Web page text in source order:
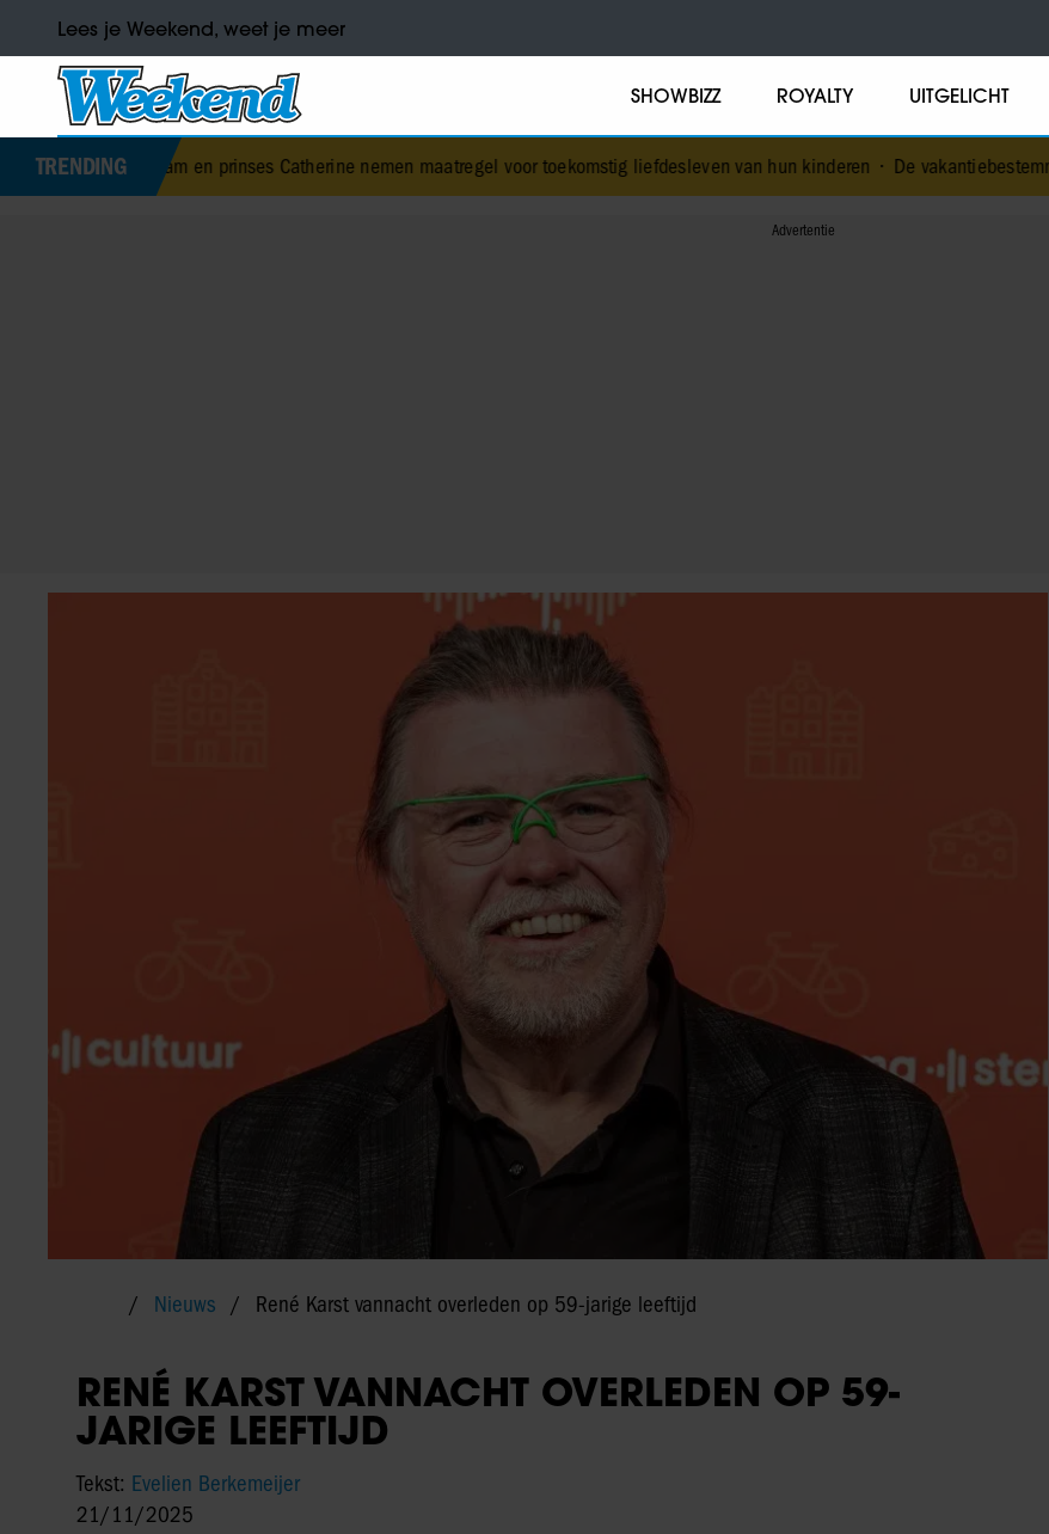
Lees je Weekend, weet je meer
SHOWBIZZ ROYALTY UITGELICHT
TRENDING
William en prinses Catherine nemen maatregel voor toekomstig liefdesleven van hun kinderen•De vakantiebestemming van…
Nieuws René Karst vannacht overleden op 59-jarige leeftijd
RENÉ KARST VANNACHT OVERLEDEN OP 59-
JARIGE LEEFTIJD
Tekst: Evelien Berkemeijer
21/11/2025